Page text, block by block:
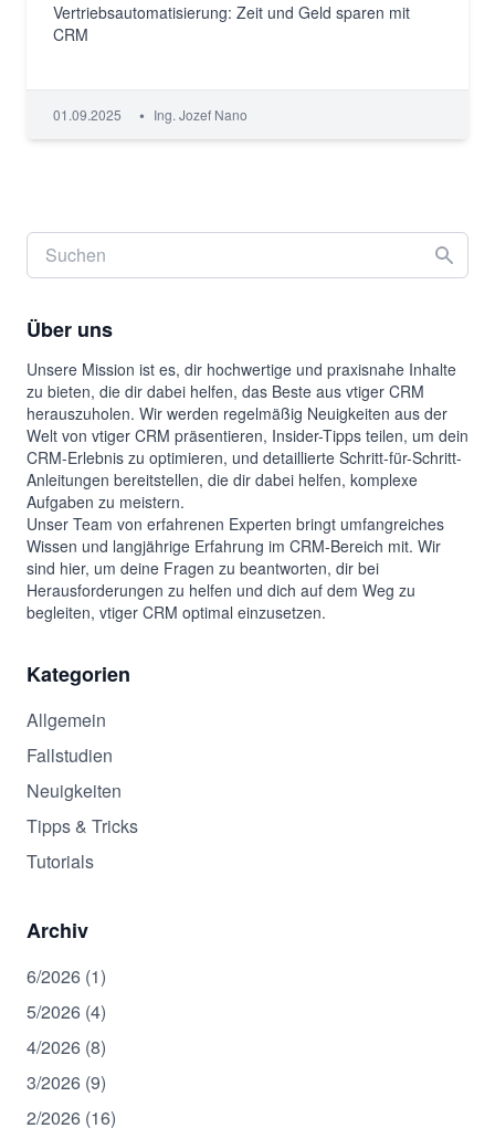
Vertriebsautomatisierung: Zeit und Geld sparen mit
CRM
01.09.2025 • Ing. Jozef Nano
Über uns
Unsere Mission ist es, dir hochwertige und praxisnahe Inhalte
zu bieten, die dir dabei helfen, das Beste aus vtiger CRM
herauszuholen. Wir werden regelmäßig Neuigkeiten aus der
Welt von vtiger CRM präsentieren, Insider-Tipps teilen, um dein
CRM-Erlebnis zu optimieren, und detaillierte Schritt-für-Schritt-
Anleitungen bereitstellen, die dir dabei helfen, komplexe
Aufgaben zu meistern.
Unser Team von erfahrenen Experten bringt umfangreiches
Wissen und langjährige Erfahrung im CRM-Bereich mit. Wir
sind hier, um deine Fragen zu beantworten, dir bei
Herausforderungen zu helfen und dich auf dem Weg zu
begleiten, vtiger CRM optimal einzusetzen.
Kategorien
Allgemein
Fallstudien
Neuigkeiten
Tipps & Tricks
Tutorials
Archiv
6/2026 (1)
5/2026 (4)
4/2026 (8)
3/2026 (9)
2/2026 (16)